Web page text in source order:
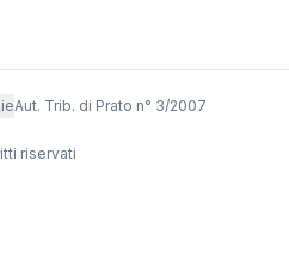
Aut. Trib. di Prato n° 3/2007
riservati